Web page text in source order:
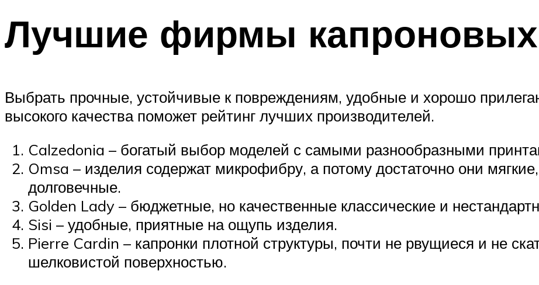
Лучшие фирмы капроновых
Выбрать прочные, устойчивые к повреждениям, удобные и хорошо
высокого качества поможет рейтинг лучших производителей.
Calzedonia – богатый выбор моделей с самыми разнообразными
Omsa – изделия содержат микрофибру, а потому достаточно они
долговечные.
Golden Lady – бюджетные, но качественные классические и
Sisi – удобные, приятные на ощупь изделия.
Pierre Cardin – капронки плотной структуры, почти не рвущиеся и не
шелковистой поверхностью.